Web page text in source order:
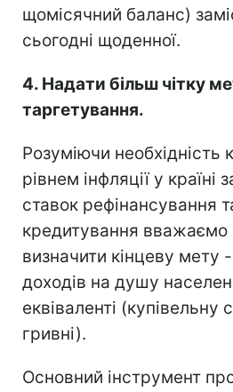
щомісячний баланс)
сьогодні щоденної.
4. Надати більш чітку
таргетування.
Розуміючи необхідність
рівнем інфляції у країні
ставок рефінансування
кредитування вважаємо
визначити кінцеву мету
доходів на душу
еквіваленті (купівельну
гривні).
Основний інструмент